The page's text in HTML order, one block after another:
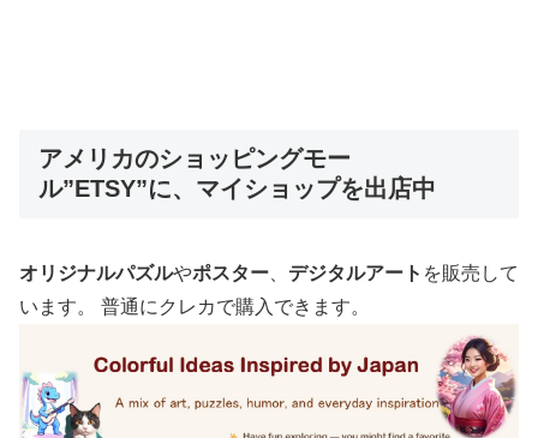
アメリカのショッピングモー
ル”ETSY”に、マイショップを出店中
オリジナルパズルやポスター デジタルアート を販売して
います。 普通にクレカで購入できます。